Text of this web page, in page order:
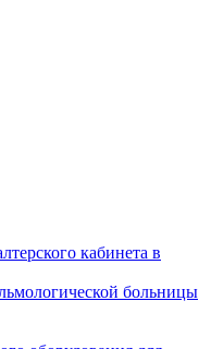
кабинета в
больницы